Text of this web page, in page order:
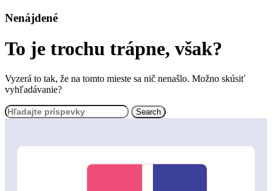
Nenájdené
To je trochu trápne, však?
Vyzerá to tak, že na tomto mieste sa nič nenašlo. Možno skúsiť
vyhľadávanie?
Search